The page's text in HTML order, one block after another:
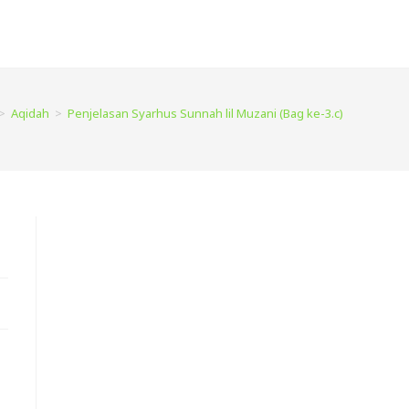
> Aqidah > Penjelasan Syarhus Sunnah lil Muzani (Bag ke-3.c)